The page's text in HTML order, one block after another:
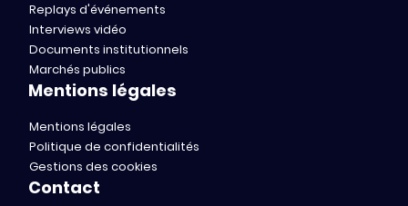
Replays d'événements
Interviews vidéo
Documents institutionnels
Marchés publics
Mentions légales
Mentions légales
Politique de confidentialités
Gestions des cookies
Contact